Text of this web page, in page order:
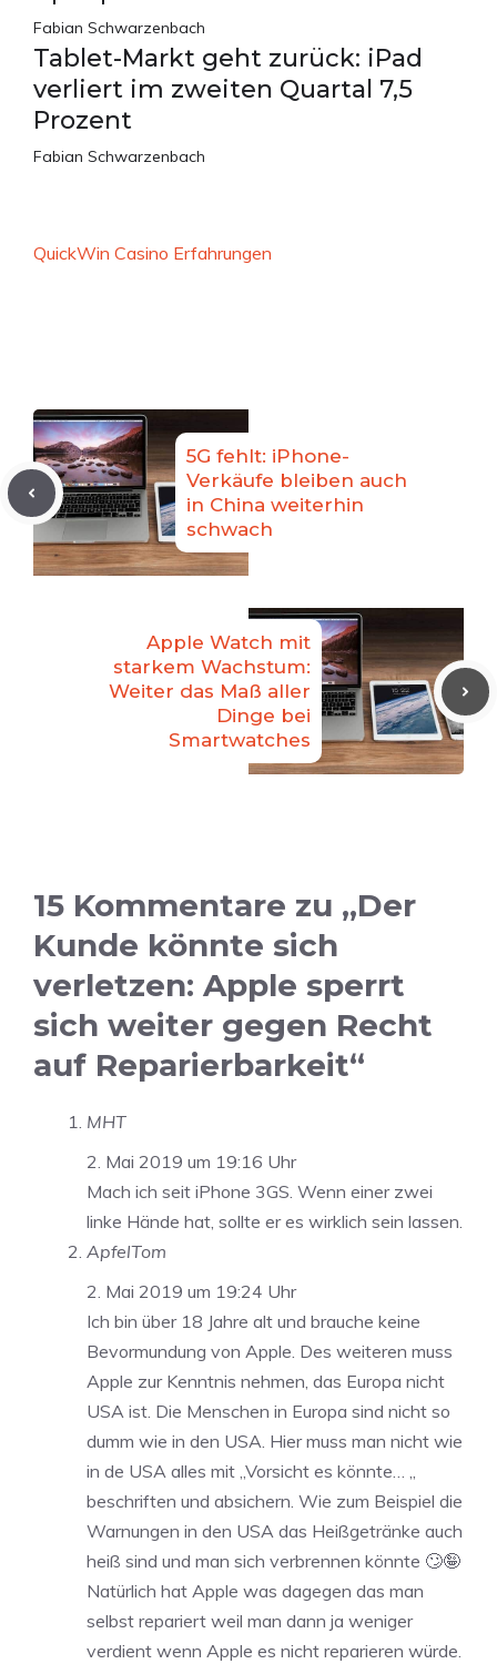
Fabian Schwarzenbach
Tablet-Markt geht zurück: iPad
verliert im zweiten Quartal 7,5
Prozent
Fabian Schwarzenbach
QuickWin Casino Erfahrungen
5G fehlt: iPhone-
Verkäufe bleiben auch
in China weiterhin
schwach
Apple Watch mit
starkem Wachstum:
Weiter das Maß aller
Dinge bei
Smartwatches
15 Kommentare zu „Der
Kunde könnte sich
verletzen: Apple sperrt
sich weiter gegen Recht
auf Reparierbarkeit“
MHT
2. Mai 2019 um 19:16 Uhr
Mach ich seit iPhone 3GS. Wenn einer zwei
linke Hände hat, sollte er es wirklich sein lassen.
ApfelTom
2. Mai 2019 um 19:24 Uhr
Ich bin über 18 Jahre alt und brauche keine
Bevormundung von Apple. Des weiteren muss
Apple zur Kenntnis nehmen, das Europa nicht
USA ist. Die Menschen in Europa sind nicht so
dumm wie in den USA. Hier muss man nicht wie
in de USA alles mit „Vorsicht es könnte… „
beschriften und absichern. Wie zum Beispiel die
Warnungen in den USA das Heißgetränke auch
heiß sind und man sich verbrennen könnte 🙄🤪
Natürlich hat Apple was dagegen das man
selbst repariert weil man dann ja weniger
verdient wenn Apple es nicht reparieren würde.